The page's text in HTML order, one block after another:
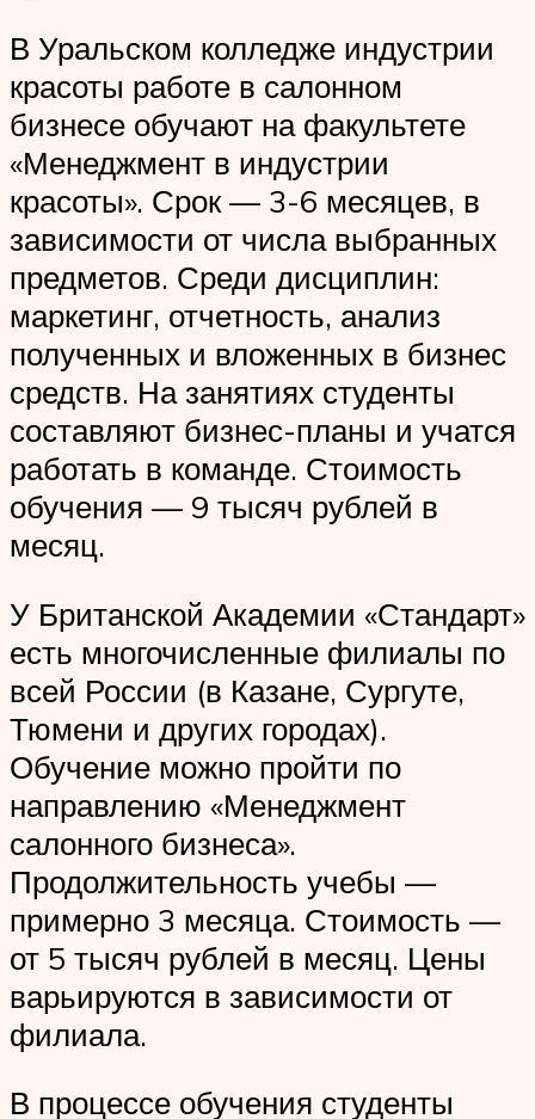
В Уральском колледже индустрии
красоты работе в салонном
бизнесе обучают на факультете
«Менеджмент в индустрии
красоты». Срок — 3-6 месяцев, в
зависимости от числа выбранных
предметов. Среди дисциплин:
маркетинг, отчетность, анализ
полученных и вложенных в бизнес
средств. На занятиях студенты
составляют бизнес-планы и учатся
работать в команде. Стоимость
обучения — 9 тысяч рублей в
месяц.
У Британской Академии «Стандарт»
есть многочисленные филиалы по
всей России (в Казане, Сургуте,
Тюмени и других городах).
Обучение можно пройти по
направлению «Менеджмент
салонного бизнеса».
Продолжительность учебы —
примерно 3 месяца. Стоимость —
от 5 тысяч рублей в месяц. Цены
варьируются в зависимости от
филиала.
В процессе обучения студенты